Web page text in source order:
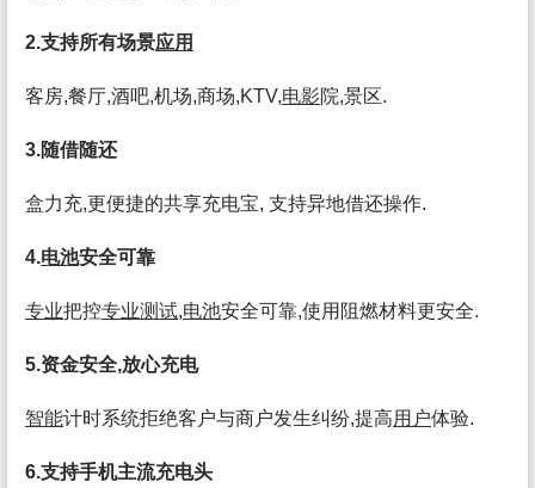
2.支持所有场景应用
客房,餐厅,酒吧,机场,商场,KTV,电影院,景区.
3.随借随还
盒力充,更便捷的共享充电宝, 支持异地借还操作.
4.电池安全可靠
专业把控专业测试,电池安全可靠,使用阻燃材料更安全.
5.资金安全,放心充电
智能计时系统拒绝客户与商户发生纠纷,提高用户体验.
6.支持手机主流充电头